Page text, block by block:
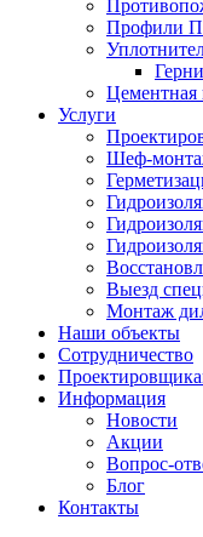
Профили
Цементная
Услуги
Шеф-
Выезд
Монтаж
Наши объекты
Сотрудничество
Информация
Новости
Акции
Вопрос-
Блог
Контакты